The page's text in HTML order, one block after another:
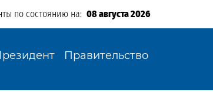
по состоянию на: 08 августа 2026
Правительство